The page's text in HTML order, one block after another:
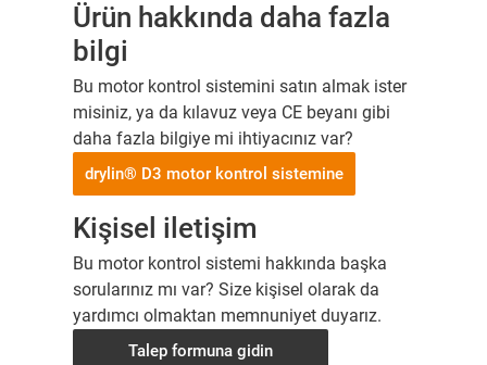
Ürün hakkında daha fazla
bilgi
Bu motor kontrol sistemini satın almak ister
misiniz, ya da kılavuz veya CE beyanı gibi
daha fazla bilgiye mi ihtiyacınız var?
drylin® D3 motor kontrol sistemine
Kişisel iletişim
Bu motor kontrol sistemi hakkında başka
sorularınız mı var? Size kişisel olarak da
yardımcı olmaktan memnuniyet duyarız.
Talep formuna gidin